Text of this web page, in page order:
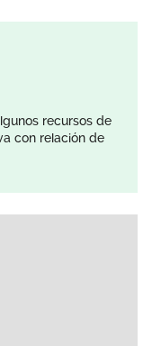
recursos de
con relación de